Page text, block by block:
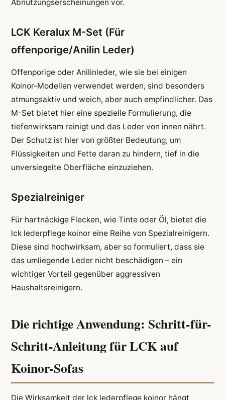
Abnutzungserscheinungen vor.
LCK Keralux M-Set (Für
offenporige/Anilin Leder)
Offenporige oder Anilinleder, wie sie bei einigen
Koinor-Modellen verwendet werden, sind besonders
atmungsaktiv und weich, aber auch empfindlicher. Das
M-Set bietet hier eine spezielle Formulierung, die
tiefenwirksam reinigt und das Leder von innen nährt.
Der Schutz ist hier von größter Bedeutung, um
Flüssigkeiten und Fette daran zu hindern, tief in die
unversiegelte Oberfläche einzuziehen.
Spezialreiniger
Für hartnäckige Flecken, wie Tinte oder Öl, bietet die
lck lederpflege koinor eine Reihe von Spezialreinigern.
Diese sind hochwirksam, aber so formuliert, dass sie
das umliegende Leder nicht beschädigen – ein
wichtiger Vorteil gegenüber aggressiven
Haushaltsreinigern.
Die richtige Anwendung: Schritt-für-
Schritt-Anleitung für LCK auf
Koinor-Sofas
Die Wirksamkeit der lck lederpflege koinor hängt